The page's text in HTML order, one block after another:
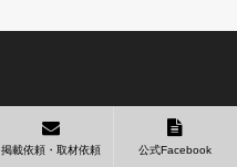
掲載依頼・取材依頼 公式Facebook